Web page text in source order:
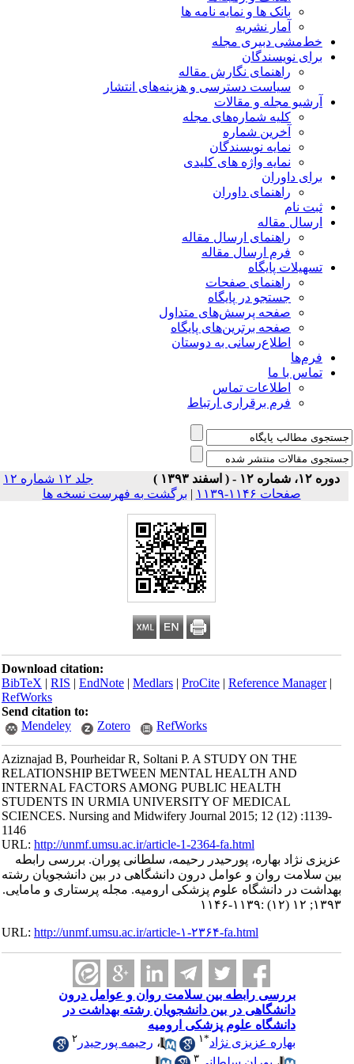
بانک ها و نمایه نامه ها
آمار نشریه
خط‌مشی دبیری مجله
برای نویسندگان
راهنمای نگارش مقاله
سیاست دسترسی و هزینه‌های انتشار
آرشیو مجله و مقالات
کلیه شماره‌های مجله
آخرین شماره
نمایه نویسندگان
نمایه واژه های کلیدی
برای داوران
راهنمای داوران
ثبت نام
ارسال مقاله
راهنمای ارسال مقاله
فرم ارسال مقاله
تسهیلات پایگاه
راهنمای صفحات
جستجو در پایگاه
صفحه پرسش‌های متداول
صفحه برترین‌های پایگاه
اطلاع‌رسانی به دوستان
فرم‌ها
تماس با ما
اطلاعات تماس
فرم برقراری ارتباط
دوره ۱۲، شماره ۱۲ - ( اسفند ۱۳۹۳ )
جلد ۱۲ شماره ۱۲
صفحات ۱۱۴۶-۱۱۳۹
| برگشت به فهرست نسخه ها
Download citation:
BibTeX|RIS|EndNote|Medlars|ProCite|Reference Manager
RefWorks
Send citation to:
Mendeley
Zotero RefWorks
Aziznajad B, Pourheidar R, Soltani P. A STUDY ON THE
RELATIONSHIP BETWEEN MENTAL HEALTH AND
INTERNAL FACTORS AMONG PUBLIC HEALTH
STUDENTS IN URMIA UNIVERSITY OF MEDICAL
SCIENCES. Nursing and Midwifery Journal 2015; 12 (12) :1139-
1146
URL:http://unmf.umsu.ac.ir/article-1-2364-fa.html
عزیزی نژاد بهاره، پورحیدر رحیمه، سلطانی پوران. بررسی رابطه
بین سلامت روان و عوامل درون دانشگاهی در بین دانشجویان رشته
بهداشت در دانشگاه علوم پزشکی ارومیه. مجله پرستاری و مامایی.
۱۳۹۳; ۱۲ (۱۲) :۱۱۳۹-۱۱۴۶
URL:http://unmf.umsu.ac.ir/article-۱-۲۳۶۴-fa.html
بررسی رابطه بین سلامت روان و عوامل درون
دانشگاهی در بین دانشجویان رشته بهداشت در
دانشگاه علوم پزشکی ارومیه
بهاره عزیزی نژاد *۱ ،رحیمه پورحیدر۲